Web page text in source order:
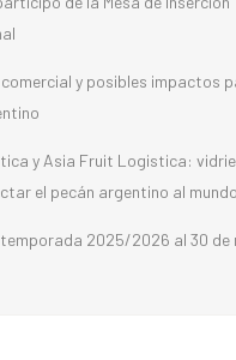
y posibles impactos
y Asia Fruit Logistica:
el pecán argentino al mundo
2025/2026 al 30 de